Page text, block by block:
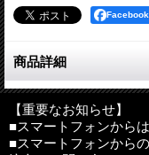
商品詳細
聖画（いつくしみのイ
裏面のお祈りはイタリ
【重要なお知らせ】
■スマートフォンから
■スマートフォンから